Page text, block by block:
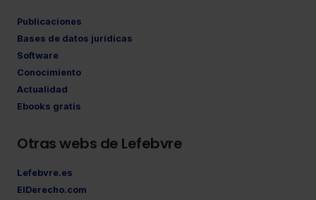
Publicaciones
Bases de datos jurídicas
Software
Conocimiento
Actualidad
Ebooks gratis
Otras webs de Lefebvre
Lefebvre.es
ElDerecho.com